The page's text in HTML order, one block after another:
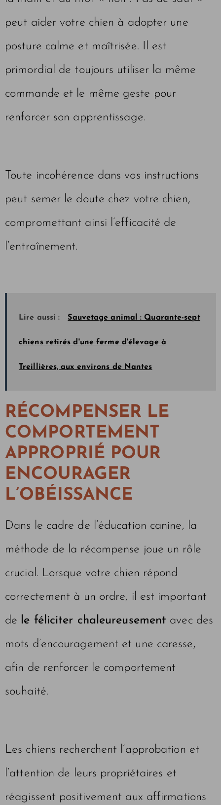
peut aider votre chien à adopter une
posture calme et maîtrisée. Il est
primordial de toujours utiliser la même
commande et le même geste pour
renforcer son apprentissage.
Toute incohérence dans vos instructions
peut semer le doute chez votre chien,
compromettant ainsi l’efficacité de
l’entraînement.
Lire aussi : Sauvetage animal : Quarante-sept
chiens retirés d'une ferme d'élevage à
Treillières, aux environs de Nantes
RÉCOMPENSER LE
COMPORTEMENT
APPROPRIÉ POUR
ENCOURAGER
L’OBÉISSANCE
Dans le cadre de l’éducation canine, la
méthode de la récompense joue un rôle
crucial. Lorsque votre chien répond
correctement à un ordre, il est important
de
le féliciter chaleureusement avec des
mots d’encouragement et une caresse,
afin de renforcer le comportement
souhaité.
Les chiens recherchent l’approbation et
l’attention de leurs propriétaires et
réagissent positivement aux affirmations